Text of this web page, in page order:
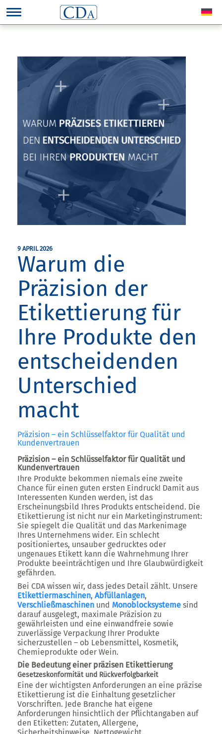
9 APRIL 2026
Warum die
Präzision der
Etikettierung für
Ihre Produkte den
entscheidenden
Unterschied
macht
Präzision – ein Schlüsselfaktor für Qualität und
Kundenvertrauen
Präzision – ein Schlüsselfaktor für Qualität und
Kundenvertrauen
Ihre Produkte bekommen niemals eine zweite
Chance für einen guten ersten Eindruck! Damit aus
Interessenten Kunden werden, ist das
Erscheinungsbild Ihres Produkts entscheidend. Die
Etikettierung ist nicht nur ein Marketinginstrument:
Sie spiegelt die Qualität und das Markenimage
Ihres Unternehmens wider. Ein schlecht
positioniertes, unsauber gedrucktes oder
ungenaues Etikett kann die Wahrnehmung Ihrer
Produkte beeinträchtigen und Ihre Glaubwürdigkeit
gefährden.
Bei CDA wissen wir, dass jedes Detail zählt. Unsere
Etikettiermaschinen, Abfüllanlagen,
Verschließmaschinen und Monoblocksysteme sind
darauf ausgelegt, maximale Präzision zu
gewährleisten und eine einwandfreie sowie
zuverlässige Verpackung Ihrer Produkte
sicherzustellen – ob Lebensmittel, Kosmetik,
Chemieprodukte oder Wein.
Die Bedeutung einer präzisen Etikettierung
Gesetzeskonformität und Rückverfolgbarkeit
Eine der wichtigsten Anforderungen an eine präzise
Etikettierung ist die Einhaltung gesetzlicher
Vorschriften. Jede Branche hat eigene
Anforderungen hinsichtlich der Pflichtangaben auf
den Etiketten: Zutaten, Allergene,